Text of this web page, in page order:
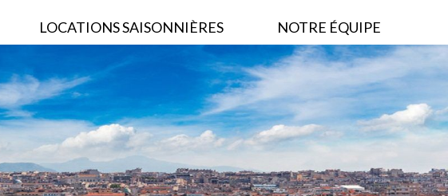
LOCATIONS SAISONNIÈRES NOTRE ÉQUIPE